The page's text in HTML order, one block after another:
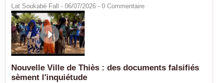
Lat Soukabé Fall - 06/07/2026 - 0 Commentaire
Nouvelle Ville de Thiès : des documents falsifiés
sèment l'inquiétude